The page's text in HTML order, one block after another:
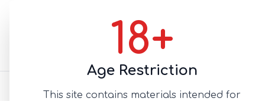
18+
Age Restriction
This site contains materials intended for